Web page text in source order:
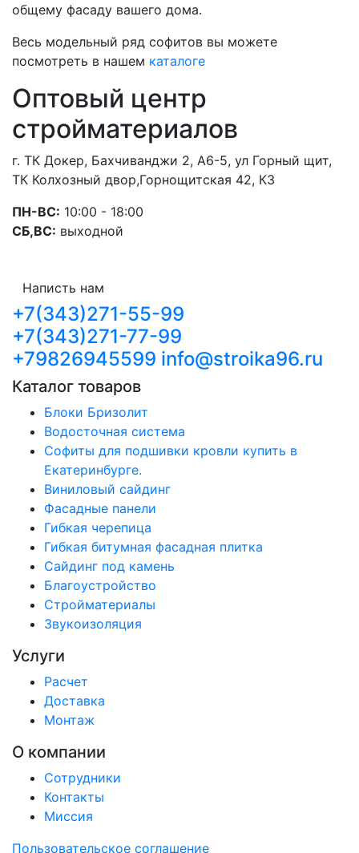
общему фасаду вашего дома.
Весь модельный ряд софитов вы можете
посмотреть в нашем каталоге
Оптовый центр
стройматериалов
г. ТК Докер, Бахчиванджи 2, А6-5, ул Горный щит,
ТК Колхозный двор,Горнощитская 42, К3
ПН-ВС: 10:00 - 18:00
СБ,ВС: выходной
Написть нам
+7(343)271-55-99
+7(343)271-77-99
+79826945599 info@stroika96.ru
Каталог товаров
Блоки Бризолит
Водосточная система
Софиты для подшивки кровли купить в
Екатеринбурге.
Виниловый сайдинг
Фасадные панели
Гибкая черепица
Гибкая битумная фасадная плитка
Сайдинг под камень
Благоустройство
Стройматериалы
Звукоизоляция
Услуги
Расчет
Доставка
Монтаж
О компании
Сотрудники
Контакты
Миссия
Пользовательское соглашение